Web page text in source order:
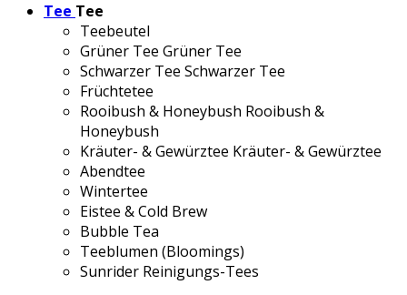
Tee Tee
Teebeutel
Grüner Tee Grüner Tee
Schwarzer Tee Schwarzer Tee
Früchtetee
Rooibush & Honeybush Rooibush &
Honeybush
Kräuter- & Gewürztee Kräuter- & Gewürztee
Abendtee
Wintertee
Eistee & Cold Brew
Bubble Tea
Teeblumen (Bloomings)
Sunrider Reinigungs-Tees